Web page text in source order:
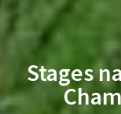
Stages